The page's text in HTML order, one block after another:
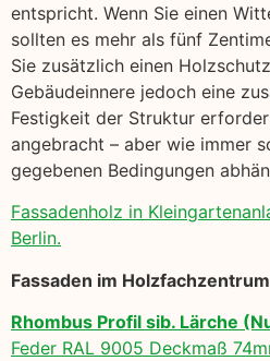
entspricht. Wenn Sie einen
sollten es mehr als fünf
Sie zusätzlich einen
Gebäudeinnere jedoch eine
Festigkeit der Struktur
angebracht – aber wie immer
gegebenen Bedingungen
Fassadenholz in
Berlin.
Fassaden im
Rhombus Profil sib. Lärche
Feder RAL 9005 Deckmaß